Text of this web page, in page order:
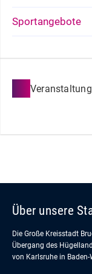
Sportangebote
Über unsere
Die Große Kreisstadt
Übergang des
von Karlsruhe in